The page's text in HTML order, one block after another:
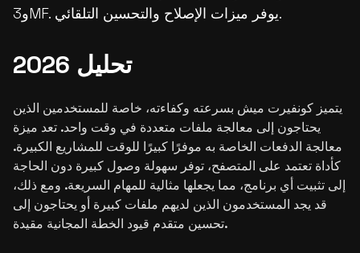
و3MF. يوفر ميزات الإصلاح والتحسين التلقائي.
تحليل 2026
يتميز كونفيرت ميش بسرعته وكفاءته، خاصة للمستخدمين الذين
يحتاجون إلى معالجة ملفات متعددة في وقت واحد. تعد ميزة
معالجة الدفعات الخاصة به موفرًا كبيرًا للوقت للمشاريع الكبيرة.
كأداة تعتمد على المتصفح، توفر سهولة وصول كبيرة دون الحاجة
إلى تثبيت أي برنامج، مما يجعلها مثالية للمهام السريعة. ومع ذلك،
قد يجد المستخدمون الذين لديهم ملفات كبيرة أو يحتاجون إلى
تحسين متقدم قيود الخطة المجانية مقيدة.